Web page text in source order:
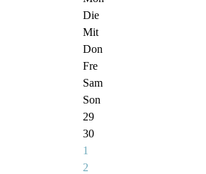
Die
Mit
Don
Fre
Sam
Son
29
30
1
2